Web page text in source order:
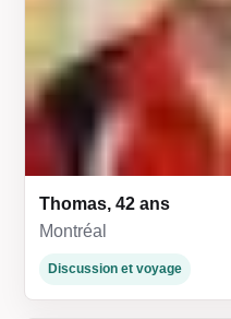
Thomas, 42 ans
Montréal
Discussion et voyage